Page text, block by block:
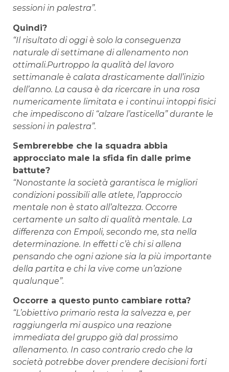
sessioni in palestra”.
Quindi?
“Il risultato di oggi è solo la conseguenza
naturale di settimane di allenamento non
ottimali.Purtroppo la qualità del lavoro
settimanale è calata drasticamente dall’inizio
dell’anno. La causa è da ricercare in una rosa
numericamente limitata e i continui intoppi fisici
che impediscono di “alzare l’asticella” durante le
sessioni in palestra”.
Sembrerebbe che la squadra abbia
approcciato male la sfida fin dalle prime
battute?
“Nonostante la società garantisca le migliori
condizioni possibili alle atlete, l’approccio
mentale non è stato all’altezza. Occorre
certamente un salto di qualità mentale. La
differenza con Empoli, secondo me, sta nella
determinazione. In effetti c’è chi si allena
pensando che ogni azione sia la più importante
della partita e chi la vive come un’azione
qualunque”.
Occorre a questo punto cambiare rotta?
“L’obiettivo primario resta la salvezza e, per
raggiungerla mi auspico una reazione
immediata del gruppo già dal prossimo
allenamento. In caso contrario credo che la
società potrebbe dover prendere decisioni forti